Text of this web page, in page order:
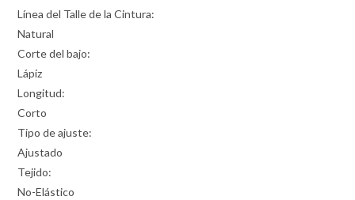
Línea del Talle de la Cintura:
Natural
Corte del bajo:
Lápiz
Longitud:
Corto
Tipo de ajuste:
Ajustado
Tejido:
No-Elástico